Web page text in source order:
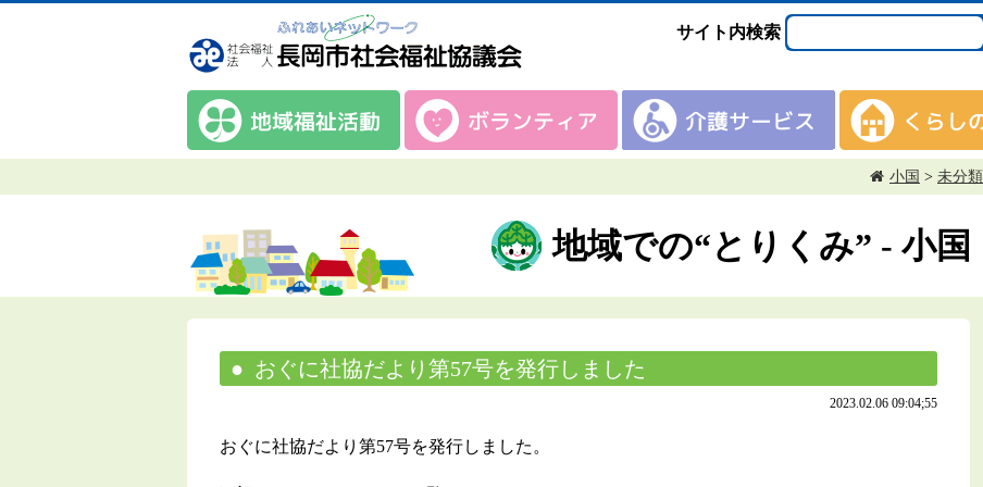
サイト内検索
小国 > 未分類
地域での“とりくみ” - 小国
おぐに社協だより第57号を発行しました
2023.02.06 09:04;55
おぐに社協だより第57号を発行しました。